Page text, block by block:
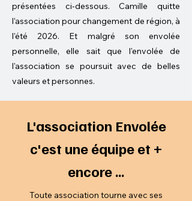
présentées ci-dessous. Camille quitte
l'association pour changement de région, à
l'été 2026. Et malgré son envolée
personnelle, elle sait que l'envolée de
l'association se poursuit avec de belles
valeurs et personnes.
L'association Envolée
c'est une équipe et +
encore ...
Toute association tourne avec ses